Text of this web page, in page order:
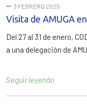
3 FEBRERO 2025
Visita de AMUGA
Del 27 al 31 de enero,
a una delegación de
Seguir leyendo